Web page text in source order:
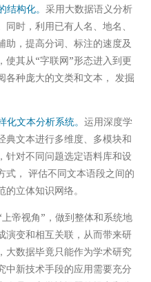
结构化。采用大数据语义分析
时，利用已有人名、地名、
助，提高分词、标注的速度及
使其从“字联网”形态进入到更
各种庞大的文类和文本， 发掘
化文本分析系统。运用深度学
典文本进行多维度、多模块和
针对不同问题选定语料库和设
式， 评估不同文本语段之间的
立体知识网络。
帝视角”，做到整体和系统地
演变和相互关联，从而带来研
大数据毕竟只能作为学术研究
中新技术手段的应用需要充分